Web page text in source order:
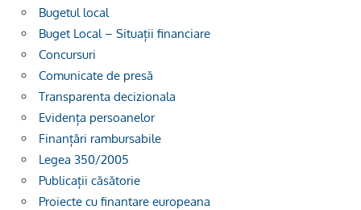
Bugetul local
Buget Local – Situații financiare
Concursuri
Comunicate de presă
Transparenta decizionala
Evidența persoanelor
Finanțări rambursabile
Legea 350/2005
Publicații căsătorie
Proiecte cu finantare europeana